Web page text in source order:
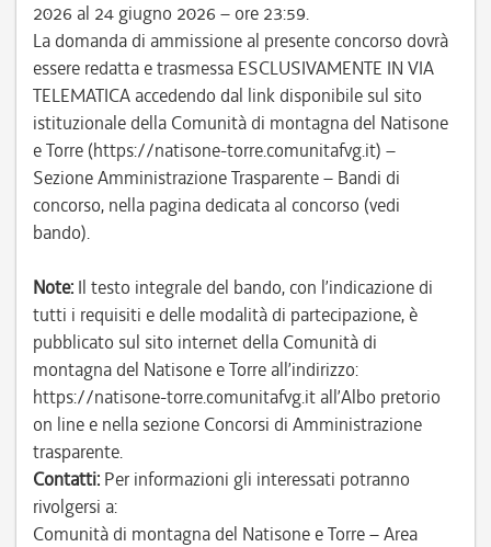
2026 al 24 giugno 2026 – ore 23:59.
La domanda di ammissione al presente concorso dovrà
essere redatta e trasmessa ESCLUSIVAMENTE IN VIA
TELEMATICA accedendo dal link disponibile sul sito
istituzionale della Comunità di montagna del Natisone
e Torre (https://natisone-torre.comunitafvg.it) –
Sezione Amministrazione Trasparente – Bandi di
concorso, nella pagina dedicata al concorso (vedi
bando).
Note: Il testo integrale del bando, con l’indicazione di
tutti i requisiti e delle modalità di partecipazione, è
pubblicato sul sito internet della Comunità di
montagna del Natisone e Torre all’indirizzo:
https://natisone-torre.comunitafvg.it all’Albo pretorio
on line e nella sezione Concorsi di Amministrazione
trasparente.
Contatti: Per informazioni gli interessati potranno
rivolgersi a:
Comunità di montagna del Natisone e Torre – Area